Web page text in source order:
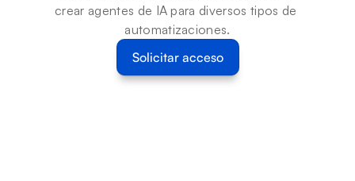
crear agentes de IA para diversos tipos de
automatizaciones.
Solicitar acceso